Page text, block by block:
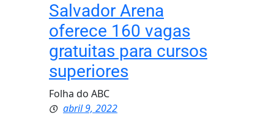
Salvador Arena
oferece 160 vagas
gratuitas para cursos
superiores
Folha do ABC
abril 9, 2022